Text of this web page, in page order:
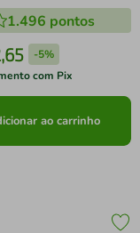
1.496 pontos
,65 -5%
com Pix
ao carrinho